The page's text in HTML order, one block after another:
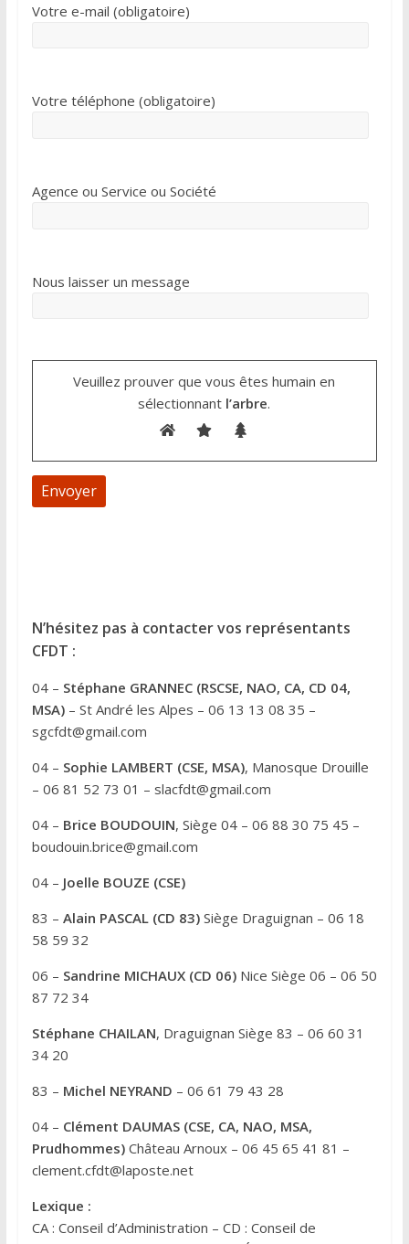
Votre e-mail (obligatoire)
Votre téléphone (obligatoire)
Agence ou Service ou Société
Nous laisser un message
Veuillez prouver que vous êtes humain en
sélectionnant l’arbre.
e
r
a
t
i
v
e
N’hésitez pas à contacter vos représentants
CFDT :
04 – Stéphane GRANNEC (RSCSE, NAO, CA, CD 04,
MSA)– St André les Alpes – 06 13 13 08 35 –
sgcfdt@gmail.com
04 – Sophie LAMBERT (CSE, MSA), Manosque Drouille
– 06 81 52 73 01 – slacfdt@gmail.com
04 – Brice BOUDOUIN, Siège 04 – 06 88 30 75 45 –
boudouin.brice@gmail.com
04 – Joelle BOUZE (CSE)
83 – Alain PASCAL (CD 83) Siège Draguignan – 06 18
58 59 32
06 – Sandrine MICHAUX (CD 06)Nice Siège 06 – 06 50
87 72 34
Stéphane CHAILAN, Draguignan Siège 83 – 06 60 31
34 20
83 – Michel NEYRAND – 06 61 79 43 28
04 – Clément DAUMAS (CSE, CA, NAO, MSA,
Prudhommes)Château Arnoux – 06 45 65 41 81 –
clement.cfdt@laposte.net
Lexique :
CA : Conseil d’Administration – CD : Conseil de